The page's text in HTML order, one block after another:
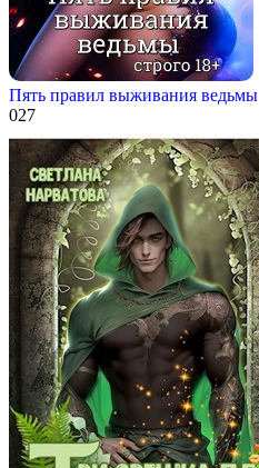
Пять правил выживания ведьмы
027